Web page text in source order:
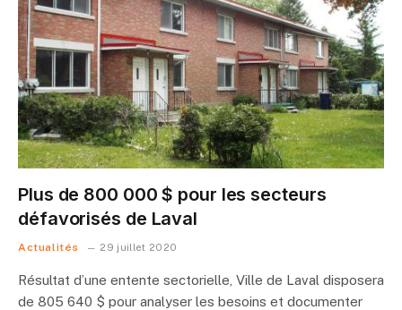
Plus de 800 000 $ pour les secteurs
défavorisés de Laval
Actualités 29 juillet 2020
Résultat d’une entente sectorielle, Ville de Laval disposera
de 805 640 $ pour analyser les besoins et documenter